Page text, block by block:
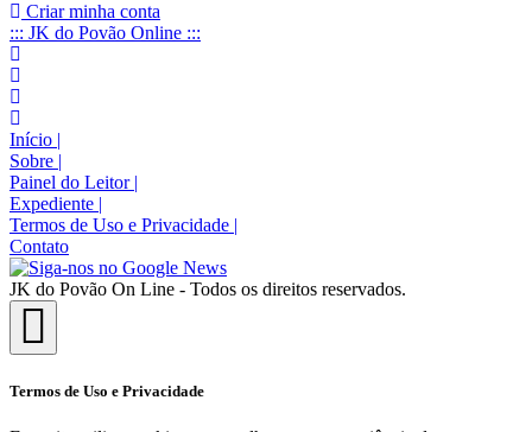
Criar minha conta
::: JK do Povão Online :::
Início |
Sobre |
Painel do Leitor |
Expediente |
Termos de Uso e Privacidade |
Contato
JK do Povão On Line - Todos os direitos reservados.
Termos de Uso e Privacidade